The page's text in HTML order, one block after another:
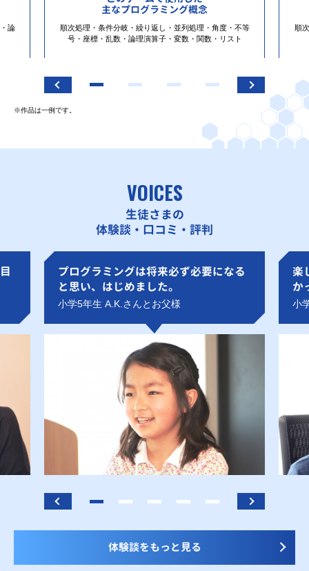
論
主なプログラミング概念
順次処理・条件分岐・繰り返し・並列処理・角度・不等
号・座標・乱数・論理演算子・変数・関数・リスト
順
※作品は一例です。
VOICES
生徒さまの
体験談・口コミ・評判
プログラミングは将来必ず必要になる
と思い、はじめました。
小学5年生 A.K.さんとお父様
楽
か
小
体験談をもっと見る